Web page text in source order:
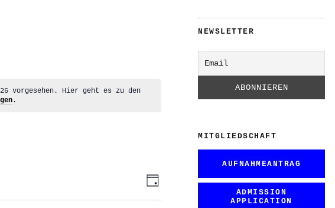
vorgesehen. Hier geht es zu den
.
ANSICHTEN-
NAVIGATION
VERANSTALTUNG
ANSICHTEN-
Tag
NEWSLETTER
MITGLIEDSCHAFT
AUFNAHMEANTRAG
ADMISSION
APPLICATION